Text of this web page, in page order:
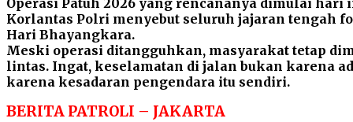
Operasi Patuh 2026 yang rencananya dimulai hari
Korlantas Polri menyebut seluruh jajaran tengah
Hari Bhayangkara.
Meski operasi ditangguhkan, masyarakat tetap
lintas. Ingat, keselamatan di jalan bukan karena
karena kesadaran pengendara itu sendiri.
BERITA PATROLI – JAKARTA